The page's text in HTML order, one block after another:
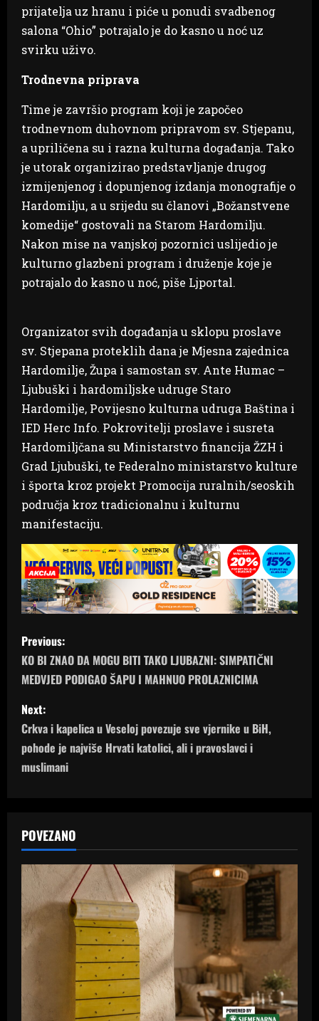
prijatelja uz hranu i piće u ponudi svadbenog
salona “Ohio” potrajalo je do kasno u noć uz
svirku uživo.
Trodnevna priprava
Time je završio program koji je započeo
trodnevnom duhovnom pripravom sv. Stjepanu,
a upriličena su i razna kulturna događanja. Tako
je utorak organizirao predstavljanje drugog
izmijenjenog i dopunjenog izdanja monografije o
Hardomilju, a u srijedu su članovi „Božanstvene
komedije“ gostovali na Starom Hardomilju.
Nakon mise na vanjskoj pozornici uslijedio je
kulturno glazbeni program i druženje koje je
potrajalo do kasno u noć, piše Ljportal.
Organizator svih događanja u sklopu proslave
sv. Stjepana proteklih dana je Mjesna zajednica
Hardomilje, Župa i samostan sv. Ante Humac –
Ljubuški i hardomiljske udruge Staro
Hardomilje, Povijesno kulturna udruga Baština i
IED Herc Info. Pokrovitelji proslave i susreta
Hardomiljčana su Ministarstvo financija ŽZH i
Grad Ljubuški, te Federalno ministarstvo kulture
i športa kroz projekt Promocija ruralnih/seoskih
područja kroz tradicionalnu i kulturnu
manifestaciju.
P
o
s
t
n
i
g
a
t
i
o
Previous:
KO BI ZNAO DA MOGU BITI TAKO LJUBAZNI: SIMPATIČNI
MEDVJED PODIGAO ŠAPU I MAHNUO PROLAZNICIMA
Next:
Crkva i kapelica u Veseloj povezuje sve vjernike u BiH,
pohode je najviše Hrvati katolici, ali i pravoslavci i
muslimani
POVEZANO